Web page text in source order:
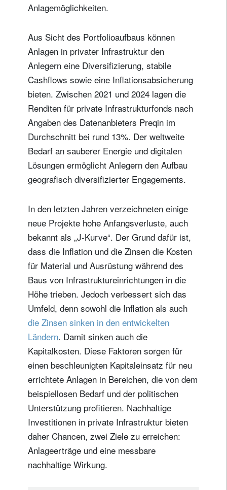
Anlagemöglichkeiten.
Aus Sicht des Portfolioaufbaus können
Anlagen in privater Infrastruktur den
Anlegern eine Diversifizierung, stabile
Cashflows sowie eine Inflationsabsicherung
bieten. Zwischen 2021 und 2024 lagen die
Renditen für private Infrastrukturfonds nach
Angaben des Datenanbieters Preqin im
Durchschnitt bei rund 13%. Der weltweite
Bedarf an sauberer Energie und digitalen
Lösungen ermöglicht Anlegern den Aufbau
geografisch diversifizierter Engagements.
In den letzten Jahren verzeichneten einige
neue Projekte hohe Anfangsverluste, auch
bekannt als „J-Kurve“. Der Grund dafür ist,
dass die Inflation und die Zinsen die Kosten
für Material und Ausrüstung während des
Baus von Infrastruktureinrichtungen in die
Höhe trieben. Jedoch verbessert sich das
Umfeld, denn sowohl die Inflation als auch
die Zinsen sinken in den entwickelten
Ländern. Damit sinken auch die
Kapitalkosten. Diese Faktoren sorgen für
einen beschleunigten Kapitaleinsatz für neu
errichtete Anlagen in Bereichen, die von dem
beispiellosen Bedarf und der politischen
Unterstützung profitieren. Nachhaltige
Investitionen in private Infrastruktur bieten
daher Chancen, zwei Ziele zu erreichen:
Anlageerträge und eine messbare
nachhaltige Wirkung.